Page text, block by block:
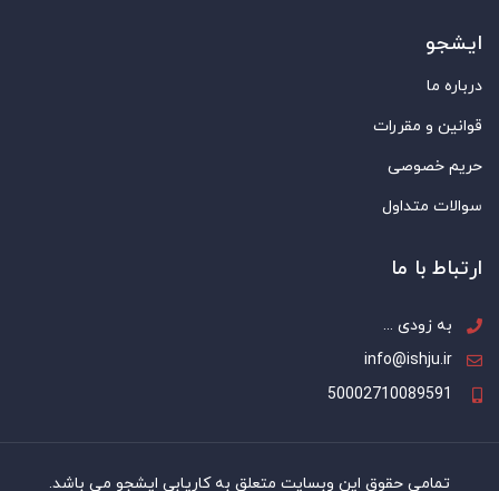
ایشجو
درباره ما
قوانین و مقررات
حریم خصوصی
سوالات متداول
ارتباط با ما
به زودی ...
info@ishju.ir
50002710089591
تمامی حقوق این وبسایت متعلق به کاریابی ایشجو می باشد.